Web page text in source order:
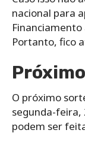
nacional para
Financiamento
Portanto, fico
O próximo
segunda-feira,
podem ser